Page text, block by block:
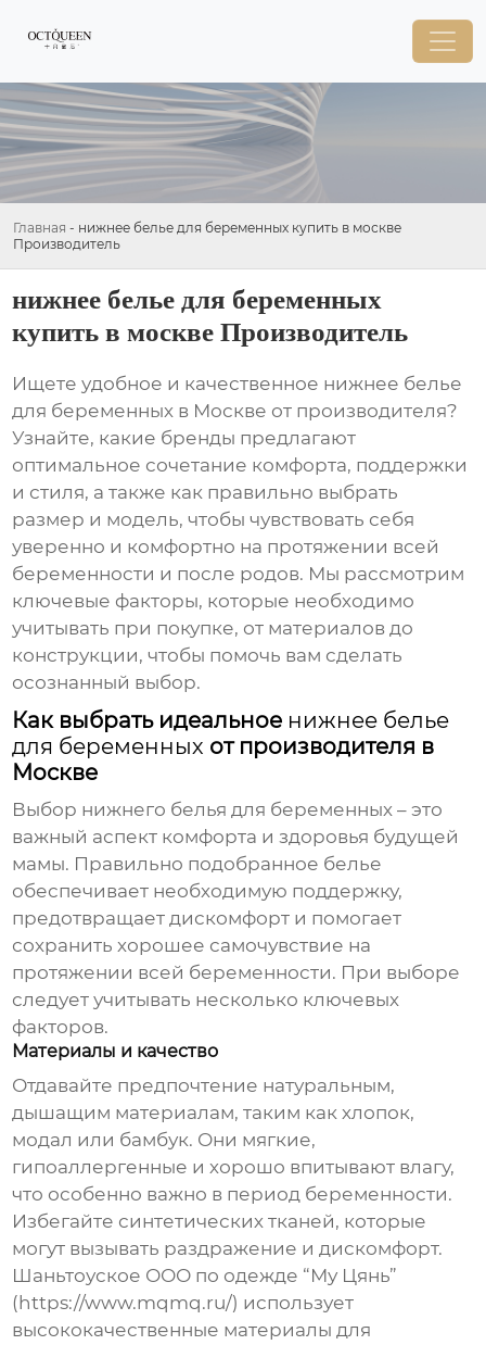
Главная - нижнее белье для беременных купить в москве
Производитель
нижнее белье для беременных
купить в москве Производитель
Ищете удобное и качественное нижнее белье
для беременных в Москве от производителя?
Узнайте, какие бренды предлагают
оптимальное сочетание комфорта, поддержки
и стиля, а также как правильно выбрать
размер и модель, чтобы чувствовать себя
уверенно и комфортно на протяжении всей
беременности и после родов. Мы рассмотрим
ключевые факторы, которые необходимо
учитывать при покупке, от материалов до
конструкции, чтобы помочь вам сделать
осознанный выбор.
Как выбрать идеальное нижнее белье
для беременных от производителя в
Москве
Выбор нижнего белья для беременных – это
важный аспект комфорта и здоровья будущей
мамы. Правильно подобранное белье
обеспечивает необходимую поддержку,
предотвращает дискомфорт и помогает
сохранить хорошее самочувствие на
протяжении всей беременности. При выборе
следует учитывать несколько ключевых
факторов.
Материалы и качество
Отдавайте предпочтение натуральным,
дышащим материалам, таким как хлопок,
модал или бамбук. Они мягкие,
гипоаллергенные и хорошо впитывают влагу,
что особенно важно в период беременности.
Избегайте синтетических тканей, которые
могут вызывать раздражение и дискомфорт.
Шаньтоуское ООО по одежде “Му Цянь”
(https://www.mqmq.ru/) использует
высококачественные материалы для